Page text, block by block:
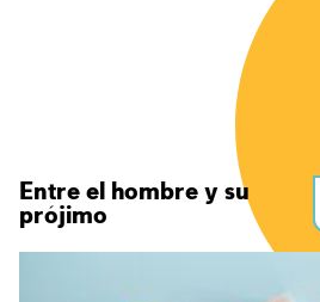
Entre el hombre y su
prójimo